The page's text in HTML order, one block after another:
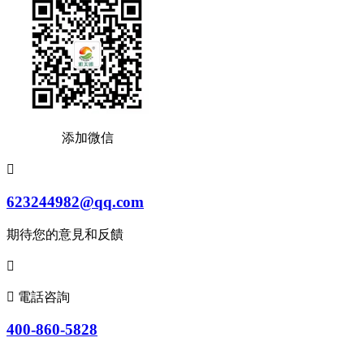
添加微信

623244982@qq.com
期待您的意見和反饋

 電話咨詢
400-860-5828